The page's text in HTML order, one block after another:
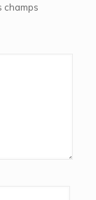
champs